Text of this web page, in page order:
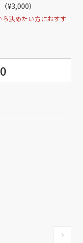
¥3,000）
決めたい方におすす